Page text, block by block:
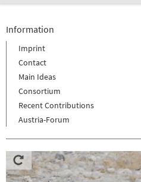
Information
Imprint
Contact
Main Ideas
Consortium
Recent Contributions
Austria-Forum